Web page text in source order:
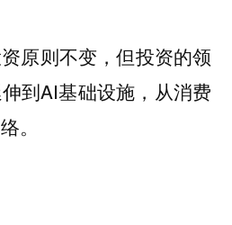
原则不变，但投资的领
到AI基础设施，从消费
。